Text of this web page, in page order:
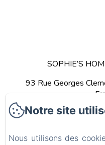
SOPHIE’S
93 Rue Georges
Aller à l'adresse
Notre site
Nous utilisons des